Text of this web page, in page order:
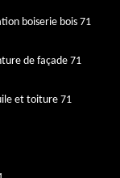
boiserie bois 71
de façade 71
et toiture 71